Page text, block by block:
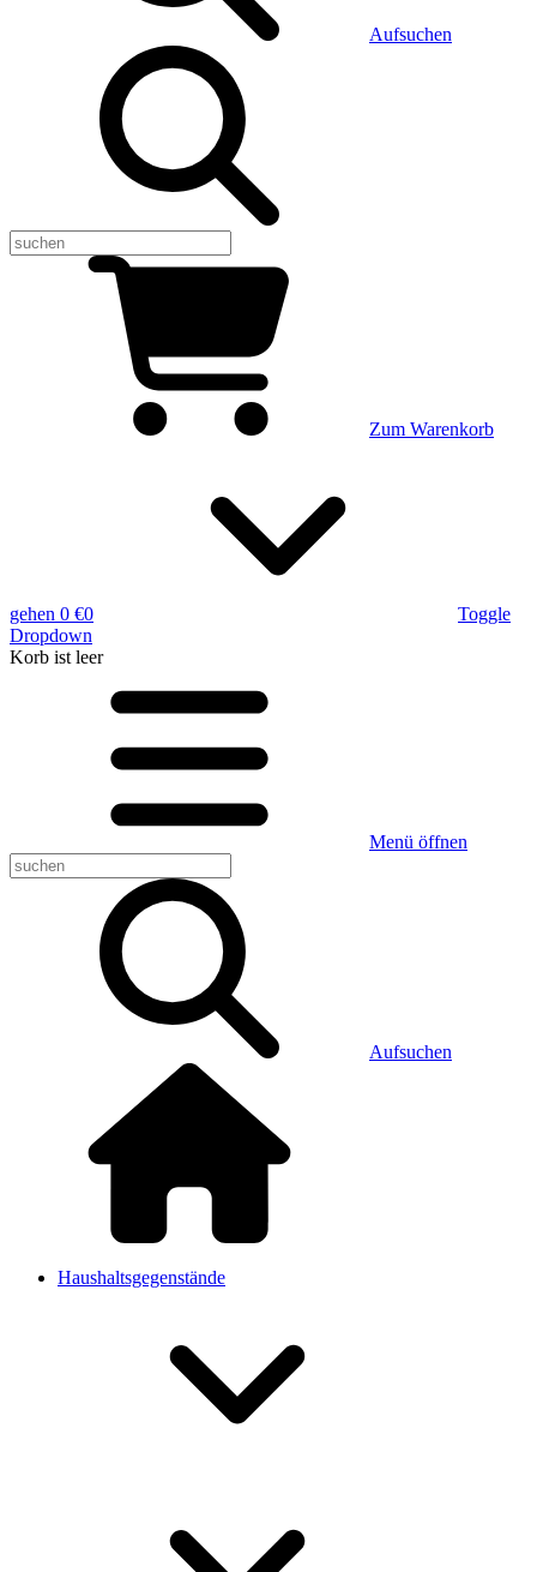
Aufsuchen
Zum Warenkorb
gehen 0 €0
Toggle
Dropdown
Korb ist leer
Menü öffnen
Aufsuchen
Haushaltsgegenstände